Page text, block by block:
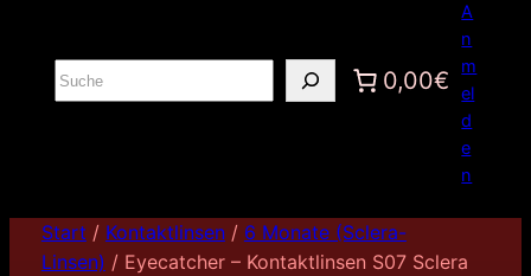
S
u
0,00€
A
n
m
el
d
e
n
Start / Kontaktlinsen/ 6 Monate (Sclera-
Linsen) / Eyecatcher – Kontaktlinsen S07 Sclera